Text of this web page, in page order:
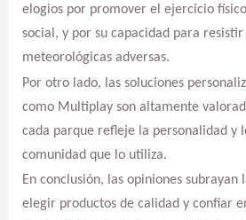
elogios por promover el ejercicio
social, y por su capacidad para resistir
meteorológicas adversas.
Por otro lado, las soluciones
como Multiplay son altamente
cada parque refleje la personalidad y
comunidad que lo utiliza.
En conclusión, las opiniones
elegir productos de calidad y confiar